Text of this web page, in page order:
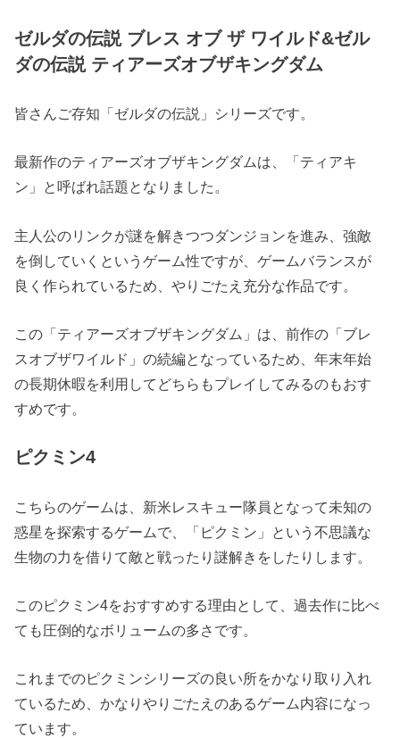
ゼルダの伝説 ブレス オブ ザ ワイルド&ゼル
ダの伝説 ティアーズオブザキングダム
皆さんご存知「ゼルダの伝説」シリーズです。
最新作のティアーズオブザキングダムは、「ティアキ
ン」と呼ばれ話題となりました。
主人公のリンクが謎を解きつつダンジョンを進み、強敵
を倒していくというゲーム性ですが、ゲームバランスが
良く作られているため、やりごたえ充分な作品です。
この「ティアーズオブザキングダム」は、前作の「ブレ
スオブザワイルド」の続編となっているため、年末年始
の長期休暇を利用してどちらもプレイしてみるのもおす
すめです。
ピクミン4
こちらのゲームは、新米レスキュー隊員となって未知の
惑星を探索するゲームで、「ピクミン」という不思議な
生物の力を借りて敵と戦ったり謎解きをしたりします。
このピクミン4をおすすめする理由として、過去作に比べ
ても圧倒的なボリュームの多さです。
これまでのピクミンシリーズの良い所をかなり取り入れ
ているため、かなりやりごたえのあるゲーム内容になっ
ています。